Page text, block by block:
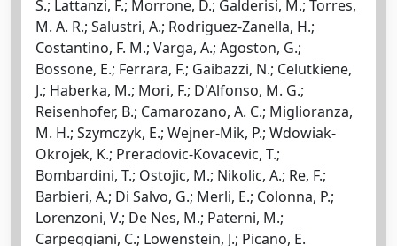
S.; Lattanzi, F.; Morrone, D.; Galderisi, M.; Torres,
M. A. R.; Salustri, A.; Rodriguez-Zanella, H.;
Costantino, F. M.; Varga, A.; Agoston, G.;
Bossone, E.; Ferrara, F.; Gaibazzi, N.; Celutkiene,
J.; Haberka, M.; Mori, F.; D'Alfonso, M. G.;
Reisenhofer, B.; Camarozano, A. C.; Miglioranza,
M. H.; Szymczyk, E.; Wejner-Mik, P.; Wdowiak-
Okrojek, K.; Preradovic-Kovacevic, T.;
Bombardini, T.; Ostojic, M.; Nikolic, A.; Re, F.;
Barbieri, A.; Di Salvo, G.; Merli, E.; Colonna, P.;
Lorenzoni, V.; De Nes, M.; Paterni, M.;
Carpeggiani, C.; Lowenstein, J.; Picano, E.